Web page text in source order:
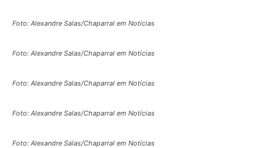
Foto: Alexandre Salas/Chaparral em Notícias
Foto: Alexandre Salas/Chaparral em Notícias
Foto: Alexandre Salas/Chaparral em Notícias
Foto: Alexandre Salas/Chaparral em Notícias
Foto: Alexandre Salas/Chaparral em Notícias